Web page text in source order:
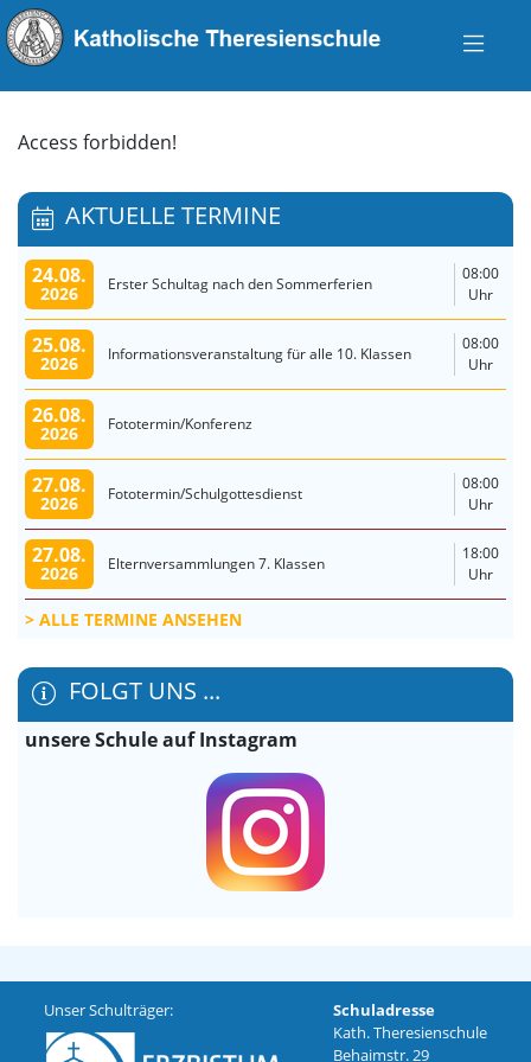
Access forbidden!
AKTUELLE TERMINE
24.08.
2026 Erster Schultag nach den Sommerferien
08:00
Uhr
25.08.
2026 Informationsveranstaltung für alle 10. Klassen
08:00
Uhr
26.08.
2026 Fototermin/Konferenz
27.08.
2026 Fototermin/Schulgottesdienst
08:00
Uhr
27.08.
2026 Elternversammlungen 7. Klassen
18:00
Uhr
ALLE TERMINE ANSEHEN
FOLGT UNS ...
unsere Schule auf Instagram
Unser Schulträger:
Schuladresse
Kath. Theresienschule
Behaimstr. 29